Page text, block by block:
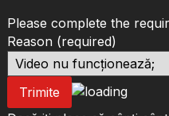
Please complete the
Reason (required)
Trimite